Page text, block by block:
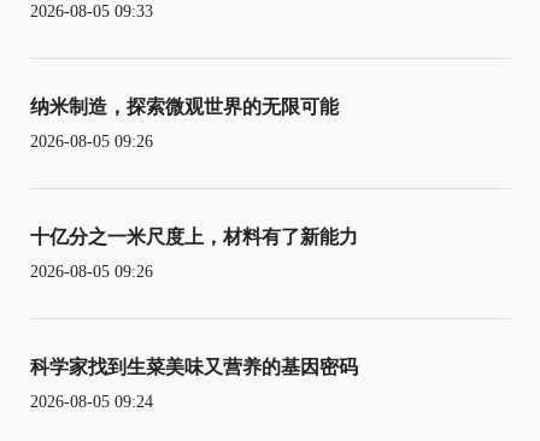
2026-08-05 09:33
纳米制造，探索微观世界的无限可能
2026-08-05 09:26
十亿分之一米尺度上，材料有了新能力
2026-08-05 09:26
科学家找到生菜美味又营养的基因密码
2026-08-05 09:24